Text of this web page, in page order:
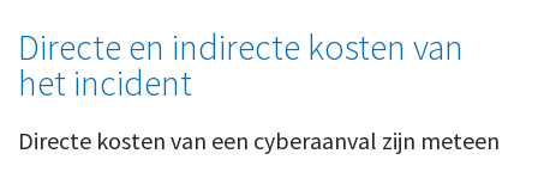
Directe en indirecte kosten van
het incident
Directe kosten van een cyberaanval zijn meteen